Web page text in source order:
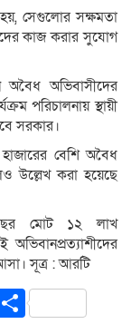
হয়, সেগুলোর সক্ষমতা
কাজ করার সুযোগ
অভিবাসীদের
পরিচালনায় স্থায়ী
সরকার।
বেশি অবৈধ
উল্লেখ করা হয়েছে
মোট ১২ লাখ
সূত্র : আরটি
Share